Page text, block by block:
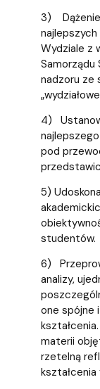
3) Dążenie
Wydziale z
Samorządu
nadzoru ze
4)
pod
5)
studentów.
6)
analizy,
one spójne
materii
rzetelną